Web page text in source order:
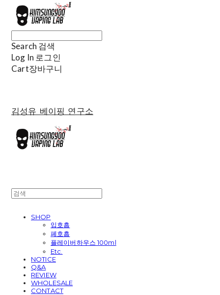
Search 검색
Log In 로그인
Cart장바구니
김성유 베이핑 연구소
SHOP
입호흡
폐호흡
플레이버하우스 100ml
Etc.
NOTICE
Q&A
REVIEW
WHOLESALE
CONTACT